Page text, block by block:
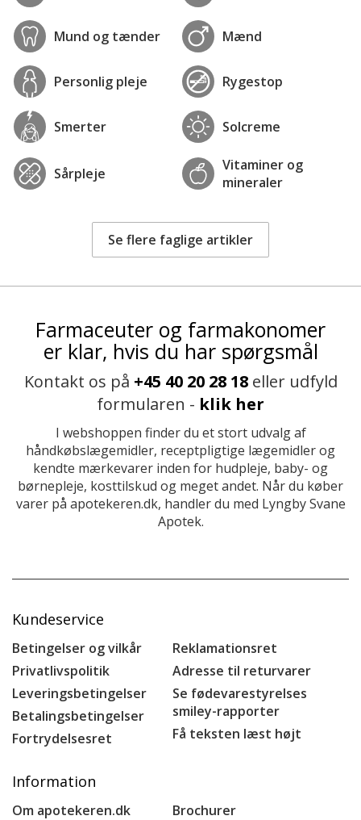
f.eks. ved at skolde den. Husk at udskifte
God pleje efter barbering : Brug en god
intimbalm
efter barbering for at berolige huden.
Mund og tænder Mænd
Personlig pleje Rygestop
Smerter Solcreme
Sårpleje
Vitaminer og
mineraler
Se flere faglige artikler
Farmaceuter og farmakonomer
er klar, hvis du har spørgsmål
Kontakt os på +45 40 20 28 18eller udfyld
formularen - klik her
I webshoppen finder du et stort udvalg af
håndkøbslægemidler, receptpligtige lægemidler og
kendte mærkevarer inden for hudpleje, baby- og
børnepleje, kosttilskud og meget andet. Når du køber
varer på apotekeren.dk, handler du med Lyngby Svane
Apotek.
Kundeservice
Betingelser og vilkår
Privatlivspolitik
Leveringsbetingelser
Betalingsbetingelser
Fortrydelsesret
Reklamationsret
Adresse til returvarer
Se fødevarestyrelses
smiley-rapporter
Få teksten læst højt
Information
Om apotekeren.dk
Brochurer